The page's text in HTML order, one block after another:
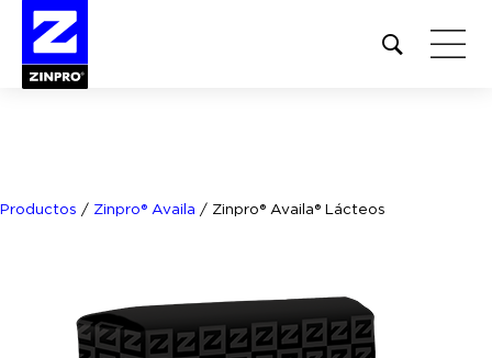
Open
site
Productos / Zinpro® Availa / Zinpro® Availa® Lácteos